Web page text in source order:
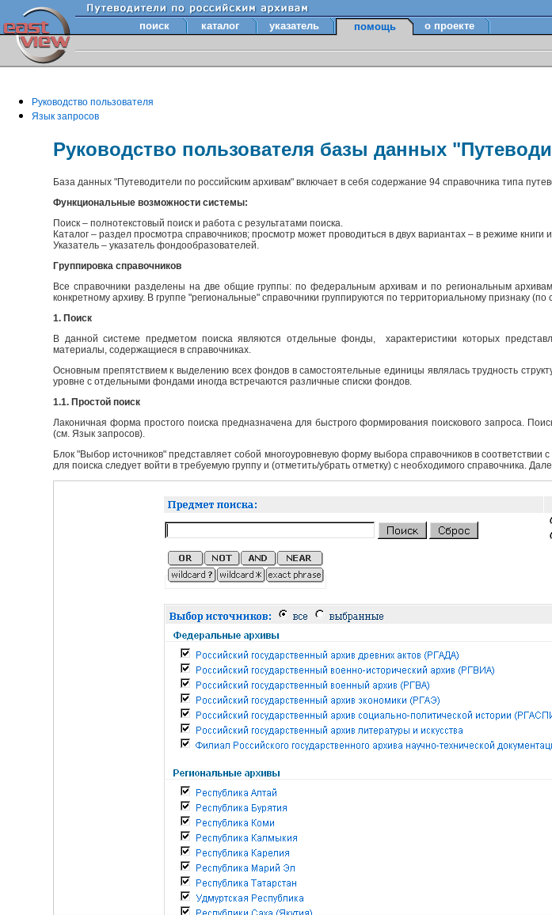
поиск каталог указатель помощь о проекте
Руководство пользователя
Язык запросов
Руководство пользователя базы данных
База данных "Путеводители по российским архивам" включает в себя содержание 94 справочника типа
Функциональные возможности системы:
Поиск – полнотекстовый поиск и работа с результатами поиска.
Каталог – раздел просмотра справочников; просмотр может проводиться в двух вариантах – в режиме
Указатель – указатель фондообразователей.
Группировка справочников
Все справочники разделены на две общие группы: по федеральным архивам и по региональным
конкретному архиву. В группе "региональные" справочники группируются по территориальному признаку
1. Поиск
В данной системе предметом поиска являются отдельные фонды, характеристики которых
материалы, содержащиеся в справочниках.
Основным препятствием к выделению всех фондов в самостоятельные единицы являлась трудность
уровне с отдельными фондами иногда встречаются различные списки фондов.
1.1. Простой поиск
Лаконичная форма простого поиска предназначена для быстрого формирования поискового запроса.
(см. Язык запросов).
Блок "Выбор источников" представляет собой многоуровневую форму выбора справочников в соответствии
для поиска следует войти в требуемую группу и (отметить/убрать отметку) с необходимого справочника.